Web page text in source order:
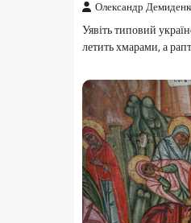
Олександр
Уявіть типовий
летить хмарами, а